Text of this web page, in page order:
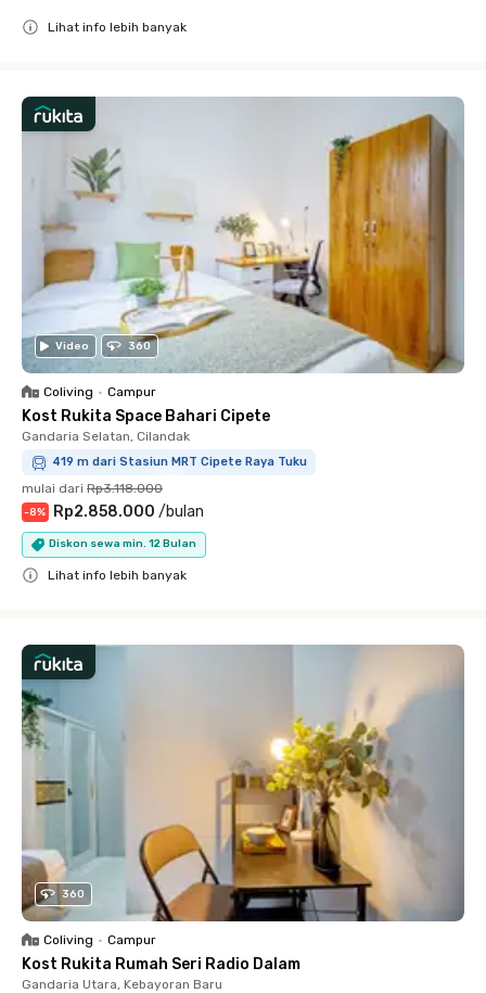
Lihat info lebih banyak
Video 360
Coliving • Campur
Kost Rukita Space Bahari Cipete
Gandaria Selatan, Cilandak
419 m dari Stasiun MRT Cipete Raya Tuku
mulai dari Rp3.118.000
-8% Rp2.858.000 /bulan
Diskon sewa min. 12 Bulan
Lihat info lebih banyak
360
Coliving • Campur
Kost Rukita Rumah Seri Radio Dalam
Gandaria Utara, Kebayoran Baru